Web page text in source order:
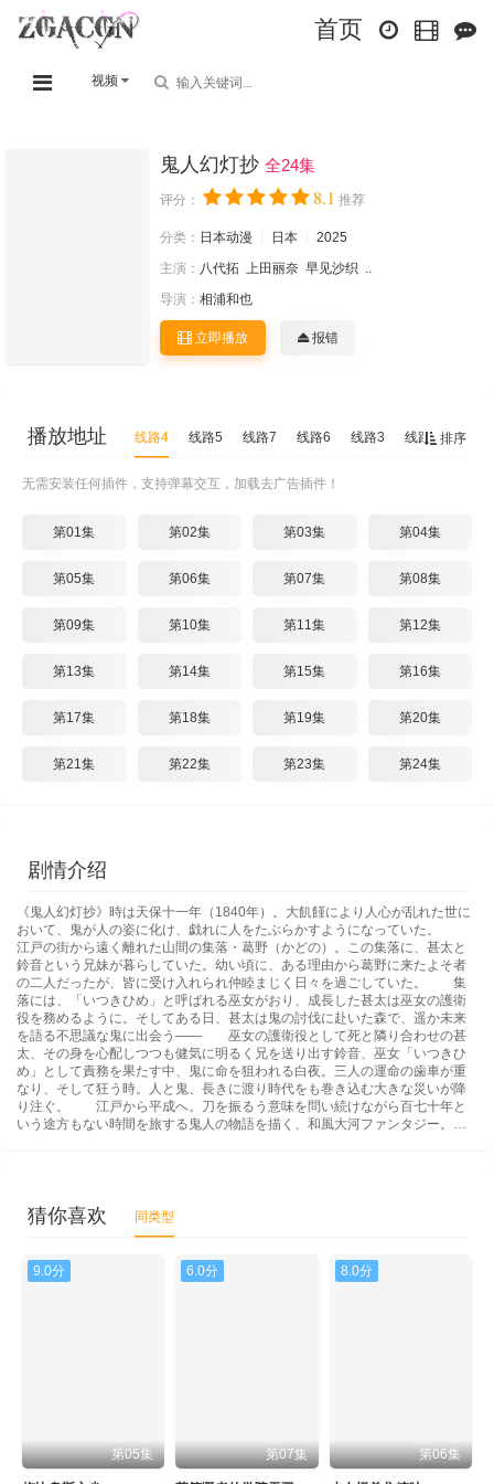
首页
视频
鬼人幻灯抄 全24集
评分： 8.1 推荐
分类： 日本动漫 日本
2025
主演： 八代拓 上田丽奈 早见沙织 ..
导演： 相浦和也
立即播放 报错
排序
播放地址 线路4 线路5 线路7 线路6 线路3 线路1 线路2
无需安装任何插件，支持弹幕交互，加载去广告插件！
第01集 第02集 第03集 第04集
第05集 第06集 第07集 第08集
第09集 第10集 第11集 第12集
第13集 第14集 第15集 第16集
第17集 第18集 第19集 第20集
第21集 第22集 第23集 第24集
剧情介绍
《鬼人幻灯抄》時は天保十一年（1840年）。大飢饉により人心が乱れた世に
おいて、鬼が人の姿に化け、戯れに人をたぶらかすようになっていた。
江戸の街から遠く離れた山間の集落・葛野（かどの）。この集落に、甚太と
鈴音という兄妹が暮らしていた。幼い頃に、ある理由から葛野に来たよそ者
の二人だったが、皆に受け入れられ仲睦まじく日々を過ごしていた。 集
落には、「いつきひめ」と呼ばれる巫女がおり、成長した甚太は巫女の護衛
役を務めるように。そしてある日、甚太は鬼の討伐に赴いた森で、遥か未来
を語る不思議な鬼に出会う―― 巫女の護衛役として死と隣り合わせの甚
太、その身を心配しつつも健気に明るく兄を送り出す鈴音、巫女「いつきひ
め」として責務を果たす中、鬼に命を狙われる白夜。三人の運命の歯車が重
なり、そして狂う時。人と鬼、長きに渡り時代をも巻き込む大きな災いが降
り注ぐ。 江戸から平成へ。刀を振るう意味を問い続けながら百七十年と
いう途方もない時間を旅する鬼人の物語を描く、和風大河ファンタジー。…
猜你喜欢 同类型
9.0分
第05集
6.0分
第07集
8.0分
第06集